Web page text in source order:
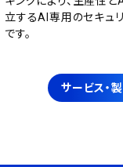
立するAI専用のセキュ
です。
サービス・